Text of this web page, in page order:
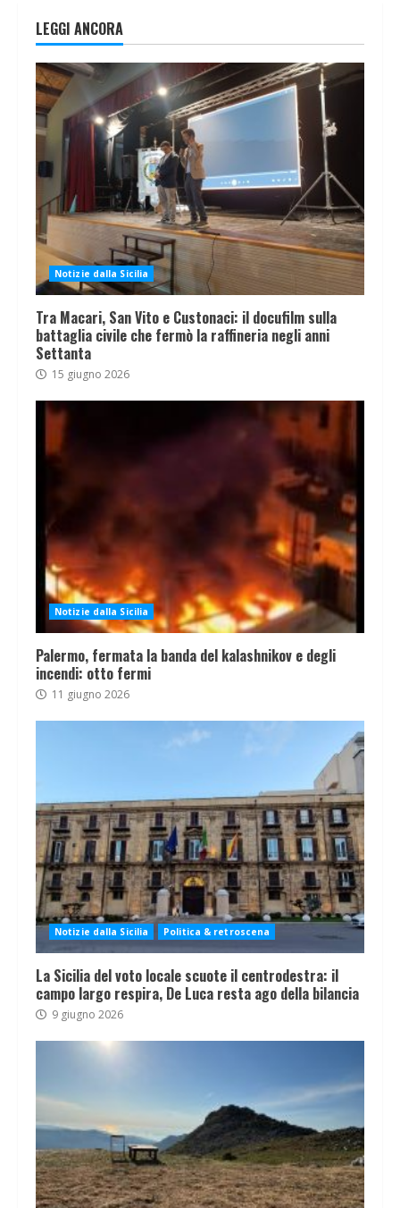
LEGGI ANCORA
Notizie dalla Sicilia
Tra Macari, San Vito e Custonaci: il docufilm sulla
battaglia civile che fermò la raffineria negli anni
Settanta
15 giugno 2026
Notizie dalla Sicilia
Palermo, fermata la banda del kalashnikov e degli
incendi: otto fermi
11 giugno 2026
Notizie dalla Sicilia Politica & retroscena
La Sicilia del voto locale scuote il centrodestra: il
campo largo respira, De Luca resta ago della bilancia
9 giugno 2026